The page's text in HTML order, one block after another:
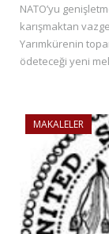
NATO’yu
karışmaktan
Yarımkürenin
ödeteceği yeni
MAKALELER